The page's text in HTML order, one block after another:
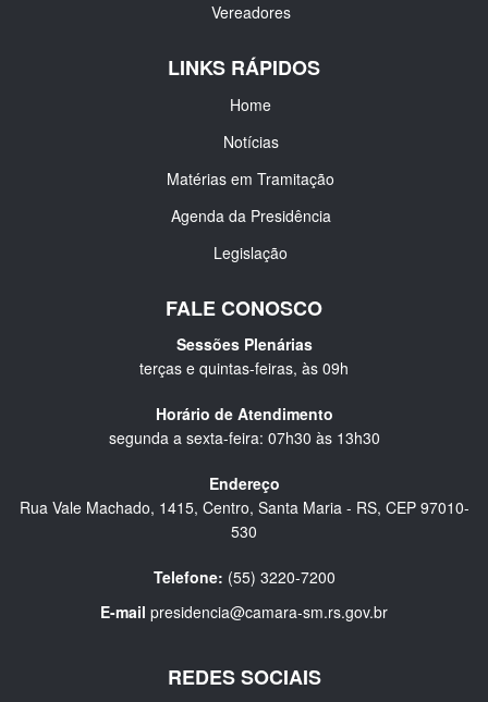
Vereadores
LINKS RÁPIDOS
Home
Notícias
Matérias em Tramitação
Agenda da Presidência
Legislação
FALE CONOSCO
Sessões Plenárias
terças e quintas-feiras, às 09h
Horário de Atendimento
segunda a sexta-feira: 07h30 às 13h30
Endereço
Rua Vale Machado, 1415, Centro, Santa Maria - RS, CEP 97010-
530
Telefone: (55) 3220-7200
E-mail presidencia@camara-sm.rs.gov.br
REDES SOCIAIS